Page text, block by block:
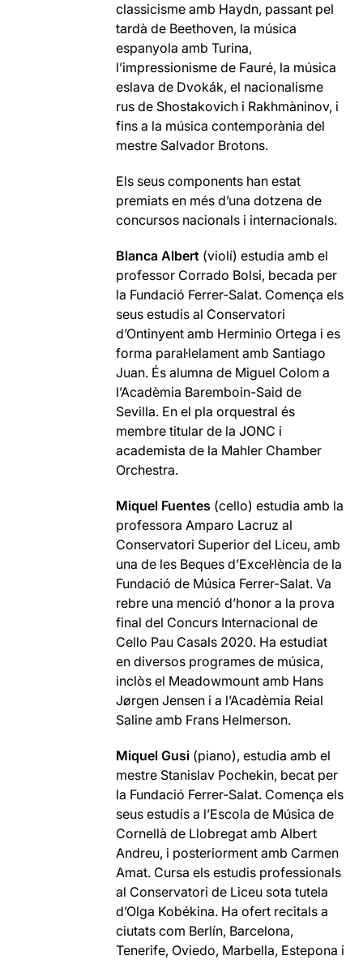
classicisme amb Haydn, passant pel
tardà de Beethoven, la música
espanyola amb Turina,
l’impressionisme de Fauré, la música
eslava de Dvokák, el nacionalisme
rus de Shostakovich i Rakhmàninov, i
fins a la música contemporània del
mestre Salvador Brotons.
Els seus components han estat
premiats en més d’una dotzena de
concursos nacionals i internacionals.
Blanca Albert (violí) estudia amb el
professor Corrado Bolsi, becada per
la Fundació Ferrer-Salat. Comença els
seus estudis al Conservatori
d’Ontinyent amb Herminio Ortega i es
forma paral·lelament amb Santiago
Juan. És alumna de Miguel Colom a
l’Acadèmia Baremboin-Said de
Sevilla. En el pla orquestral és
membre titular de la JONC i
academista de la Mahler Chamber
Orchestra.
Miquel Fuentes (cello) estudia amb la
professora Amparo Lacruz al
Conservatori Superior del Liceu, amb
una de les Beques d’Excel·lència de la
Fundació de Música Ferrer-Salat. Va
rebre una menció d’honor a la prova
final del Concurs Internacional de
Cello Pau Casals 2020. Ha estudiat
en diversos programes de música,
inclòs el Meadowmount amb Hans
Jørgen Jensen i a l’Acadèmia Reial
Saline amb Frans Helmerson.
Miquel Gusi (piano), estudia amb el
mestre Stanislav Pochekin, becat per
la Fundació Ferrer-Salat. Comença els
seus estudis a l’Escola de Música de
Cornellà de Llobregat amb Albert
Andreu, i posteriorment amb Carmen
Amat. Cursa els estudis professionals
al Conservatori de Liceu sota tutela
d’Olga Kobékina. Ha ofert recitals a
ciutats com Berlín, Barcelona,
Tenerife, Oviedo, Marbella, Estepona i